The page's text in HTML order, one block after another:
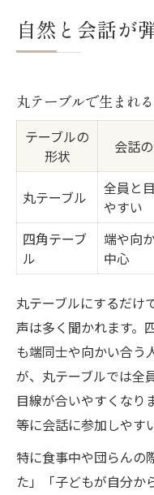
自然と会話が
丸テーブルで生まれ
テーブルの
形状
会話
丸テーブル
全員と
やすい
四角テーブ
ル
端や向
中心
丸テーブルにするだけ
声は多く聞かれます。
も端同士や向かい合う
が、丸テーブルでは全
目線が合いやすくなり
等に会話に参加しやす
特に食事中や団らんの
た」「子どもが自分か